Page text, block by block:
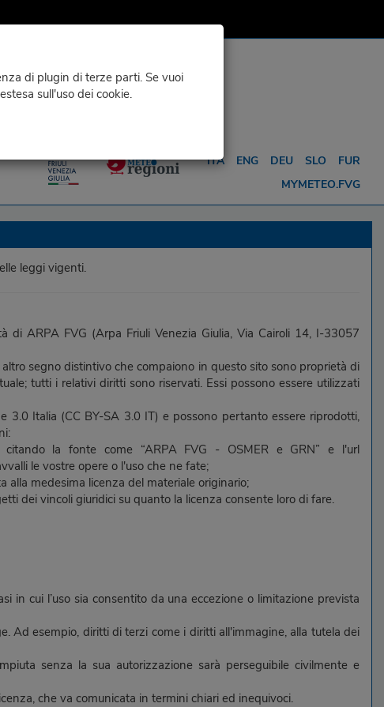
di plugin di terze parti. Se vuoi
sull'uso dei cookie.
ITA ENG DEU SLO
FUR
MYMETEO.FVG
leggi vigenti.
ARPA FVG (Arpa Friuli Venezia Giulia, Via Cairoli 14, I-33057
segno distintivo che compaiono in questo sito sono proprietà di
tutti i relativi diritti sono riservati. Essi possono essere utilizzati
3.0 Italia (CC BY-SA 3.0 IT) e possono pertanto essere riprodotti,
la fonte come “ARPA FVG - OSMER e GRN” e l'url
le vostre opere o l'uso che ne fate;
medesima licenza del materiale originario;
dei vincoli giuridici su quanto la licenza consente loro di fare.
cui l’uso sia consentito da una eccezione o limitazione prevista
Ad esempio, diritti di terzi come i diritti all'immagine, alla tutela dei
senza la sua autorizzazione sarà perseguibile civilmente e
che va comunicata in termini chiari ed inequivoci.